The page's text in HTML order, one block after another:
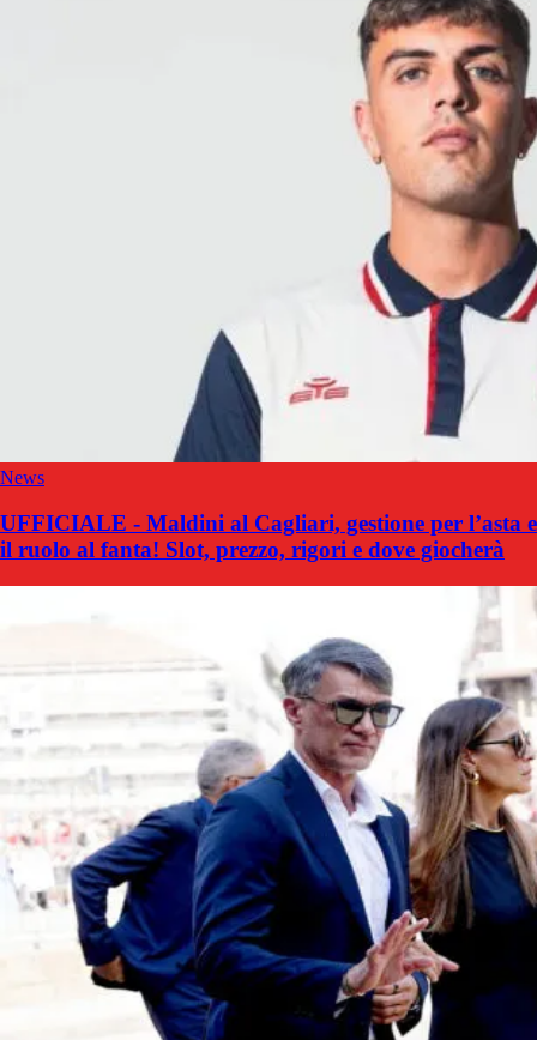
News
UFFICIALE - Maldini al Cagliari, gestione per l’asta e
il ruolo al fanta! Slot, prezzo, rigori e dove giocherà